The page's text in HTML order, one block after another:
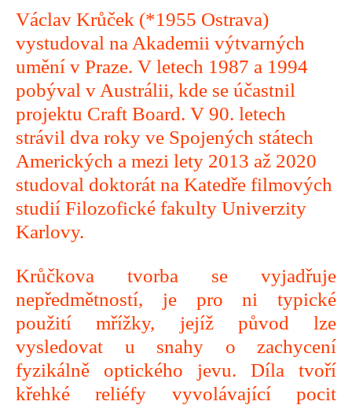
Václav Krůček (*1955 Ostrava)
vystudoval na Akademii výtvarných
umění v Praze. V letech 1987 a 1994
pobýval v Austrálii, kde se účastnil
projektu Craft Board. V 90. letech
strávil dva roky ve Spojených státech
Amerických a mezi lety 2013 až 2020
studoval doktorát na Katedře filmových
studií Filozofické fakulty Univerzity
Karlovy.
Krůčkova tvorba se vyjadřuje
nepředmětností, je pro ni typické
použití mřížky, jejíž původ lze
vysledovat u snahy o zachycení
fyzikálně optického jevu. Díla tvoří
křehké reliéfy vyvolávající pocit